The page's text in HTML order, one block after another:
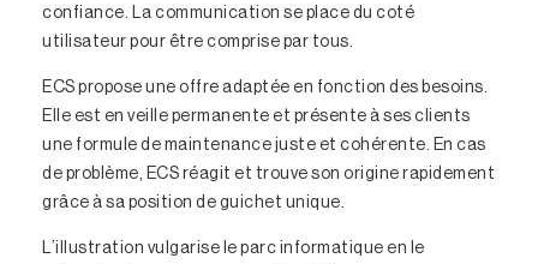
confiance. La communication se place du coté
utilisateur pour être comprise par tous.
ECS propose une offre adaptée en fonction des besoins.
Elle est en veille permanente et présente à ses clients
une formule de maintenance juste et cohérente. En cas
de problème, ECS réagit et trouve son origine rapidement
grâce à sa position de guichet unique.
L’illustration vulgarise le parc informatique en le